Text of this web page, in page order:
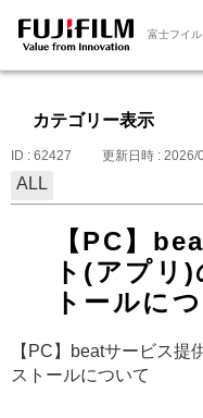
富士フイ
カテゴリー表示
ID : 62427 更新日時 : 2026/
ALL
【PC】
ト(アプリ
トールに
【PC】beatサービス提
ストールについて